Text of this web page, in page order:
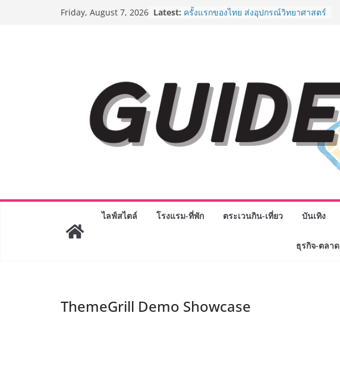
Friday, August 7, 2026 Latest: “ตลาดดอกไม้สี่มุมเมือง” ศูนย์รวมดอกไม้
“CE-7 MATCH” ฝีมือคนไทย ร่วมภารกิจ
สำรวจดวงจันทร์ 24 สิงหาคมนี้
8.8 “ซูเลียน” รวมพลังนักธุรกิจทั่ว
ประเทศ จัดประชุมใหญ่แห่งปี พบ CEO
“ดร.ปิยะวัฒน์” ถ่ายทอดวิสัยทัศน์ธุรกิจ
พร้อมฟรีคอนเสิร์ต “โชค รถแห่” ยกวง
AirAsia X SEE FAH พันธมิตรทางธุรกิจ
BEDO เดินหน้าจัดกิจกรรมเจรจาธุรกิจ
“BIO TRADE CONNECT 2026” ยก
ไลฟ์สไตล์ โรงแรม-ที่พัก ตระเวนกิน-เที่ยว บันเทิง
ธุรกิจ-ตลาด
ThemeGrill Demo Showcase